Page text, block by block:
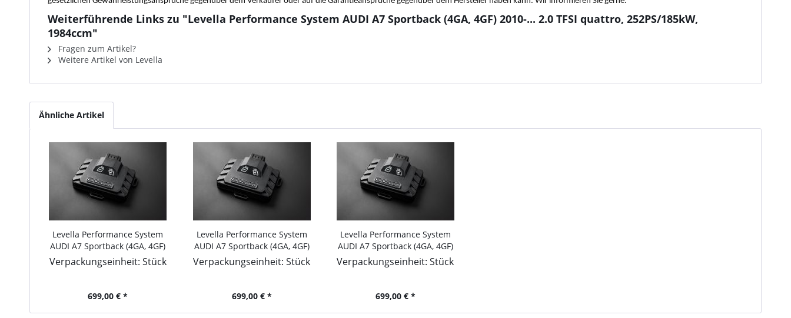
Weiterführende Links zu "Levella Performance System AUDI A7 Sportback (4GA, 4GF) 2010-... 2.0 TFSI quattro, 252PS/185kW,
1984ccm"
Fragen zum Artikel?
Weitere Artikel von Levella
Ähnliche Artikel
Levella Performance System
AUDI A7 Sportback (4GA, 4GF)
2010-... 2.0 TFSI, 252PS/185kW,
1984ccm
Verpackungseinheit: Stück
699,00 € *
Levella Performance System
AUDI A7 Sportback (4GA, 4GF)
2010-... 3.0 TDI quattro,
190PS/140kW, 2967ccm
Verpackungseinheit: Stück
699,00 € *
Levella Performance System
AUDI A7 Sportback (4GA, 4GF)
2010-... 3.0 TDI quattro,
204PS/150kW, 2967ccm
Verpackungseinheit: Stück
699,00 € *